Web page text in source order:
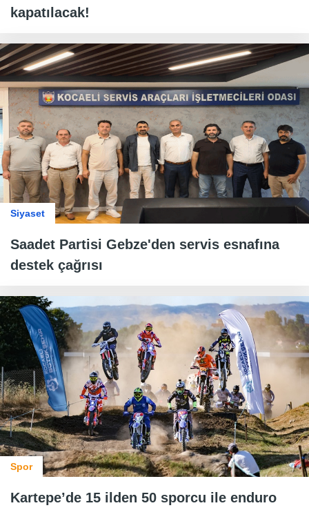
kapatılacak!
Siyaset
Saadet Partisi Gebze'den servis esnafına
destek çağrısı
Spor
Kartepe’de 15 ilden 50 sporcu ile enduro